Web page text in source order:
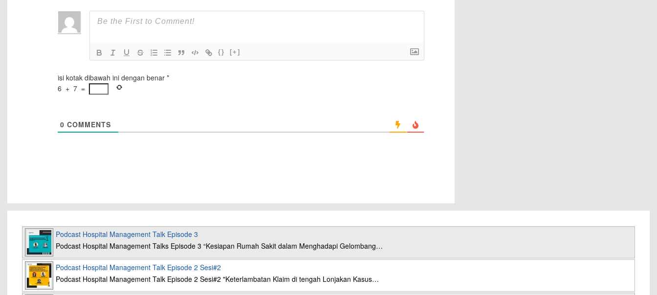
{} [+]
isi kotak dibawah ini dengan benar*
6 + 7 =
0 COMMENTS
Podcast Hospital Management Talk Episode 3
Podcast Hospital Management Talks Episode 3 “Kesiapan Rumah Sakit dalam Menghadapi Gelombang…
Podcast Hospital Management Talk Episode 2 Sesi#2
Podcast Hospital Management Talk Episode 2 Sesi#2 "Keterlambatan Klaim di tengah Lonjakan Kasus…